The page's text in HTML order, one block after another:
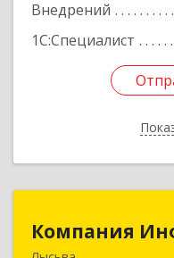
Внедрений
1С:Специалист
Компания